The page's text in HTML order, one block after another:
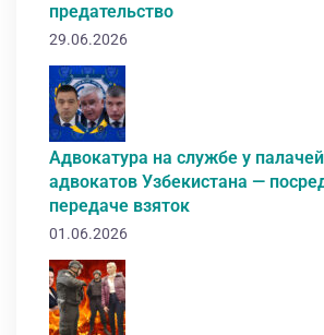
предательство
29.06.2026
Адвокатура на службе у
адвокатов Узбекистана —
передаче взяток
01.06.2026